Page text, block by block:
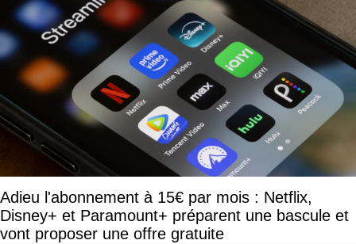
Adieu l'abonnement à 15€ par mois : Netflix,
Disney+ et Paramount+ préparent une bascule et
vont proposer une offre gratuite